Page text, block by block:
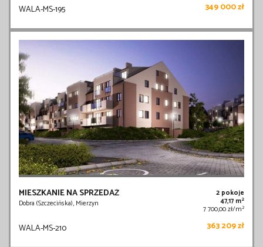
WALA-MS-195 349 000 zł
MIESZKANIE NA SPRZEDAŻ
Dobra (Szczecińska), Mierzyn
2 pokoje
47,17 m2
7 700,00 zł/m2
WALA-MS-210 363 209 zł